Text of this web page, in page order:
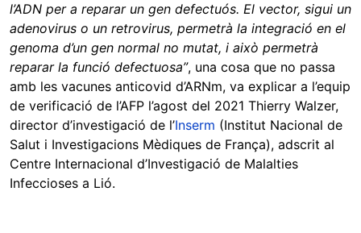
l’ADN per a reparar un gen defectuós. El vector, sigui un
adenovirus o un retrovirus, permetrà la integració en el
genoma d’un gen normal no mutat, i això permetrà
reparar la funció defectuosa”, una cosa que no passa
amb les vacunes anticovid d’ARNm, va explicar a l’equip
de verificació de l’AFP l’agost del 2021 Thierry Walzer,
director d’investigació de l’Inserm (Institut Nacional de
Salut i Investigacions Mèdiques de França), adscrit al
Centre Internacional d’Investigació de Malalties
Infeccioses a Lió.